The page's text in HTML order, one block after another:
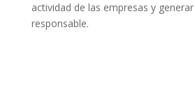
actividad de las empresas y
responsable.